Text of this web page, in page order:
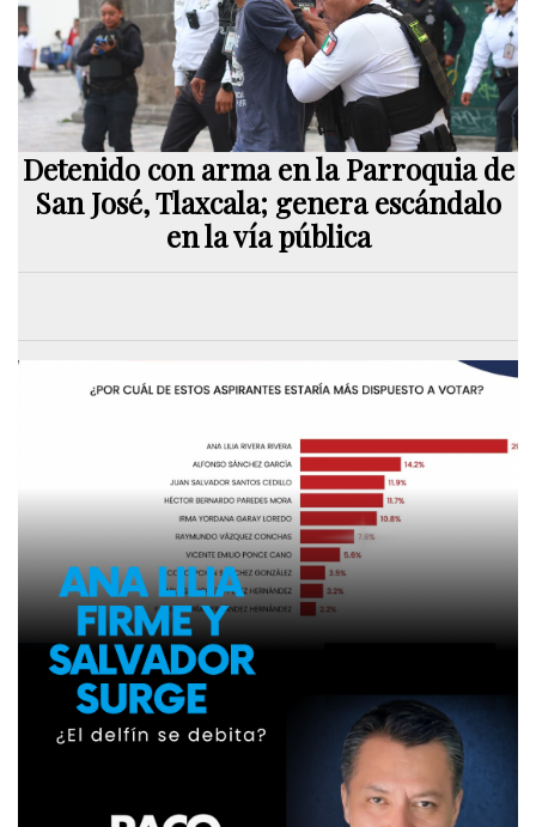
Detenido con arma en la Parroquia de
San José, Tlaxcala; genera escándalo
en la vía pública